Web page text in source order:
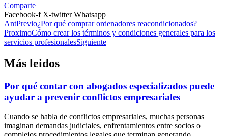
Comparte
Facebook-f X-twitter Whatsapp
AntPrevio¿Por qué comprar ordenadores reacondicionados?
ProximoCómo crear los términos y condiciones generales para los
servicios profesionalesSiguiente
Más leidos
Por qué contar con abogados especializados puede
ayudar a prevenir conflictos empresariales
Cuando se habla de conflictos empresariales, muchas personas
imaginan demandas judiciales, enfrentamientos entre socios o